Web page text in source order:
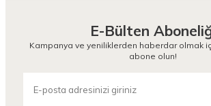
E-Bülten
Kampanya ve yeniliklerden haberdar olmak
abone olun!